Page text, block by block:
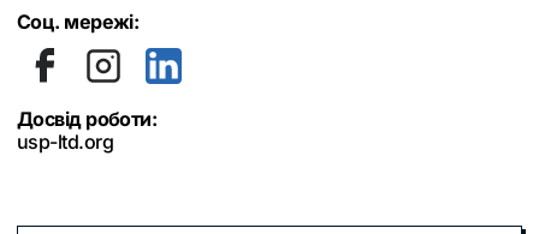
Соц. мережі:
Досвід роботи:
usp-ltd.org